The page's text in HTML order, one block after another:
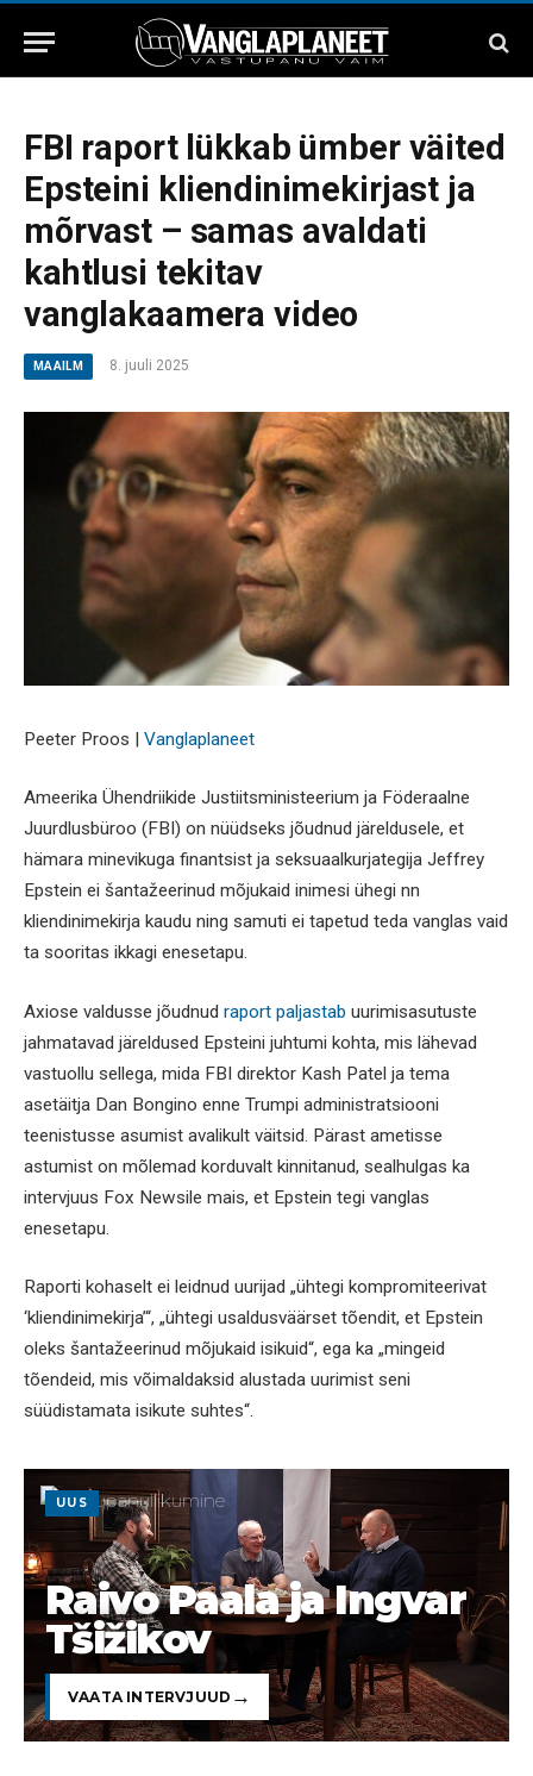
FBI raport lükkab ümber väited
Epsteini kliendinimekirjast ja
mõrvast – samas avaldati
kahtlusi tekitav
vanglakaamera video
MAAILM 8. juuli 2025
Peeter Proos | Vanglaplaneet
Ameerika Ühendriikide Justiitsministeerium ja Föderaalne
Juurdlusbüroo (FBI) on nüüdseks jõudnud järeldusele, et
hämara minevikuga finantsist ja seksuaalkurjategija Jeffrey
Epstein ei šantažeerinud mõjukaid inimesi ühegi nn
kliendinimekirja kaudu ning samuti ei tapetud teda vanglas vaid
ta sooritas ikkagi enesetapu.
Axiose valdusse jõudnud raport paljastab uurimisasutuste
jahmatavad järeldused Epsteini juhtumi kohta, mis lähevad
vastuollu sellega, mida FBI direktor Kash Patel ja tema
asetäitja Dan Bongino enne Trumpi administratsiooni
teenistusse asumist avalikult väitsid. Pärast ametisse
astumist on mõlemad korduvalt kinnitanud, sealhulgas ka
intervjuus Fox Newsile mais, et Epstein tegi vanglas
enesetapu.
Raporti kohaselt ei leidnud uurijad „ühtegi kompromiteerivat
‘kliendinimekirja’“, „ühtegi usaldusväärset tõendit, et Epstein
oleks šantažeerinud mõjukaid isikuid“, ega ka „mingeid
tõendeid, mis võimaldaksid alustada uurimist seni
süüdistamata isikute suhtes“.
UUS
Raivo Paala ja Ingvar
Tšižikov
VAATA INTERVJUUD